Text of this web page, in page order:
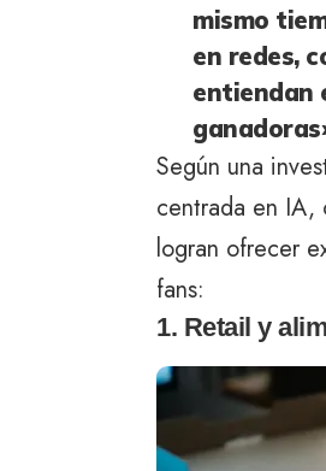
mismo
en redes,
entiendan
Según una
centrada en IA,
logran ofrecer
fans:
1. Retail y